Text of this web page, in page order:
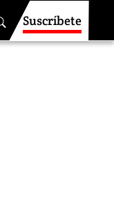
Suscríbete